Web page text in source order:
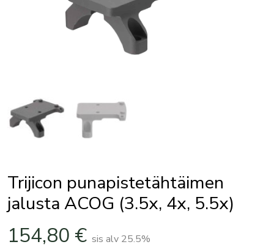
Trijicon punapistetähtäimen
jalusta ACOG (3.5x, 4x, 5.5x)
154,80 € sis alv 25.5%